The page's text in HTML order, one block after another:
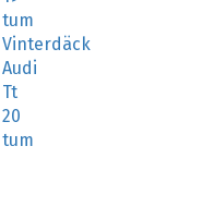
tum
Vinterdäck
Audi
Tt
20
tum